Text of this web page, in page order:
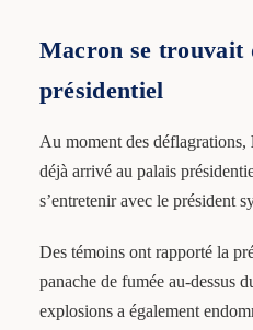
Macron se trouvait
présidentiel
Au moment des déflagrations,
déjà arrivé au palais
s’entretenir avec le président
Des témoins ont rapporté la
panache de fumée au-dessus
explosions a également